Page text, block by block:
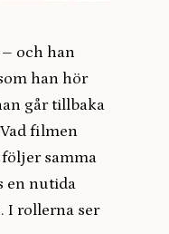
och han
han hör
går tillbaka
filmen
samma
en nutida
I rollerna ser